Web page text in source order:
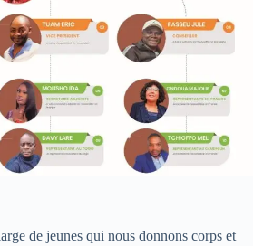
de jeunes qui nous donnons corps et